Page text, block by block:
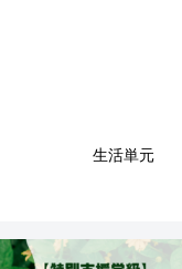
生活単元